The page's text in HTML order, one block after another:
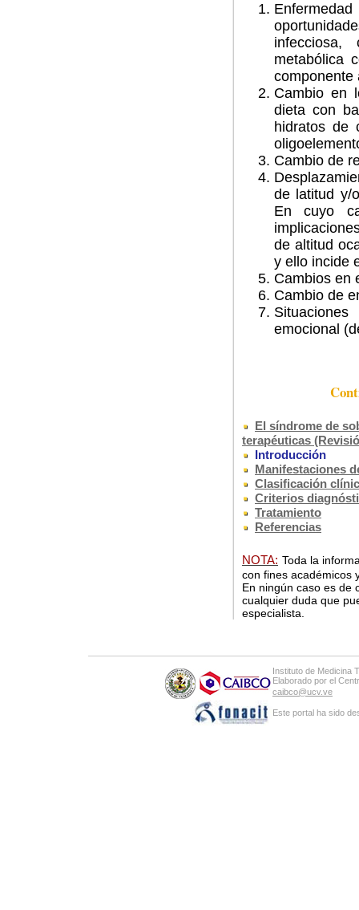
metabólica
componente
Cambio en
dieta con
hidratos de
Cambio de
de latitud y/
En cuyo
de altitud
y ello incide
Cambios en
Cambio de
emocional
El síndrome de
terapéuticas
Introducción
Manifestaciones
Clasificación
Criterios
Tratamiento
Referencias
NOTA: Toda la
con fines académicos
En ningún caso es de
cualquier duda que
especialista.
Instituto de Medicina
Elaborado por el
caibco@ucv.ve
Este portal ha sido